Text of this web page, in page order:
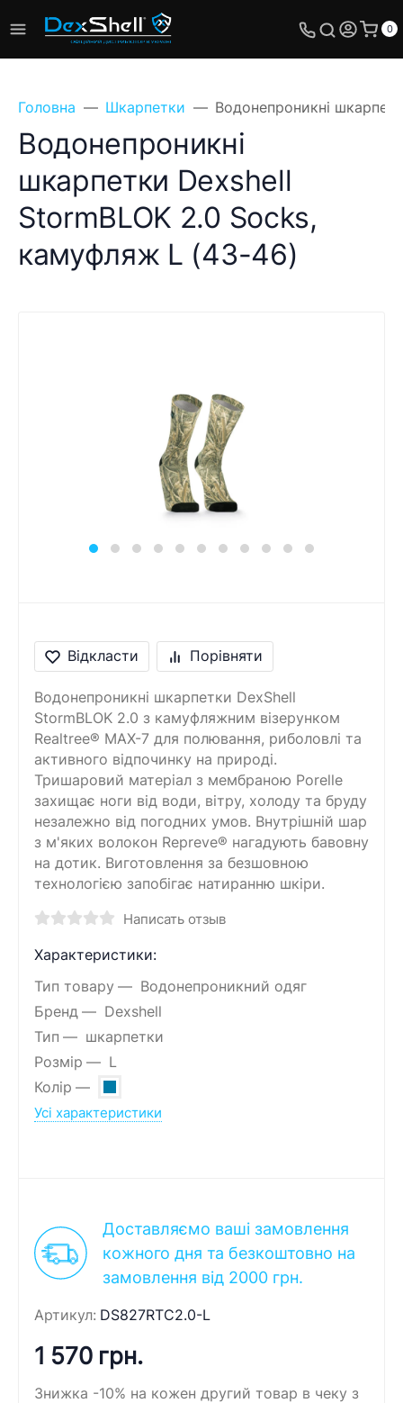
0
Головна Шкарпетки Водонепроникні
Водонепроникні
шкарпетки Dexshell
StormBLOK 2.0 Socks,
камуфляж L (43-46)
Відкласти Порівняти
Водонепроникні шкарпетки DexShell
StormBLOK 2.0 з камуфляжним візерунком
Realtree® MAX-7 для полювання, риболовлі та
активного відпочинку на природі.
Тришаровий матеріал з мембраною Porelle
захищає ноги від води, вітру, холоду та бруду
незалежно від погодних умов. Внутрішній шар
з м'яких волокон Repreve® нагадують бавовну
на дотик. Виготовлення за безшовною
технологією запобігає натиранню шкіри.
Написать отзыв
Характеристики:
Тип товару
Водонепроникний одяг
Бренд
Dexshell
Тип
шкарпетки
Розмір
L
Колір
Усі характеристики
Доставляємо ваші замовлення
кожного дня та безкоштовно на
замовлення від 2000 грн.
Артикул: DS827RTC2.0-L
1 570 грн.
Знижка -10% на кожен другий товар в чеку з